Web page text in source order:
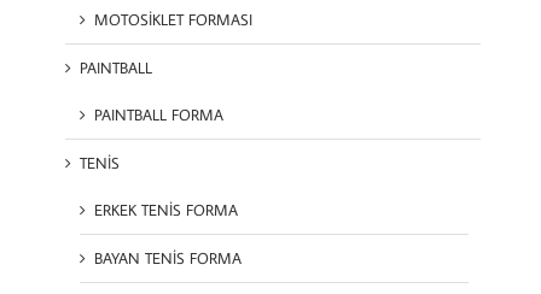
MOTOSİKLET FORMASI
PAINTBALL
PAINTBALL FORMA
TENİS
ERKEK TENİS FORMA
BAYAN TENİS FORMA